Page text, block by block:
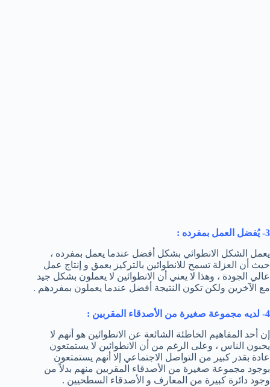
3- يُفضل العمل بمفرده :
يعمل الشكل الانطوائي بشكل أفضل عندما يعمل بمفرده ،
حيث أن العزلة تسمح للانطوائين بالتركيز بعمق و إنتاج عمل
عالي الجودة ، وهذا لا يعني أن الانطوائين لا يعملون بشكل جيد
مع الآخرين ولكن تكون النتيجة أفضل عندما يعملون بمفردهم .
4- لديه مجموعة صغيرة من الأصدقاء المقربين :
إن أحد المفاهيم الخاطئة الشائعة عن الانطوائين هو أنهم لا
يحبون الناس ، وعلى الرغم من أن الانطوائين لا يستمتعون
عادة بقدر كبير من التواصل الاجتماعي إلا أنهم يستمتعون
بوجود مجموعة صغيرة من الأصدقاء المقربين منهم بدلاً من
وجود دائرة كبيرة من المعارف و الأصدقاء السطحيين .